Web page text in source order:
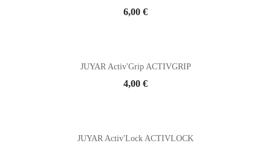
Prix
6,00 €
JUYAR Activ'Grip ACTIVGRIP
Prix
4,00 €
JUYAR Activ'Lock ACTIVLOCK